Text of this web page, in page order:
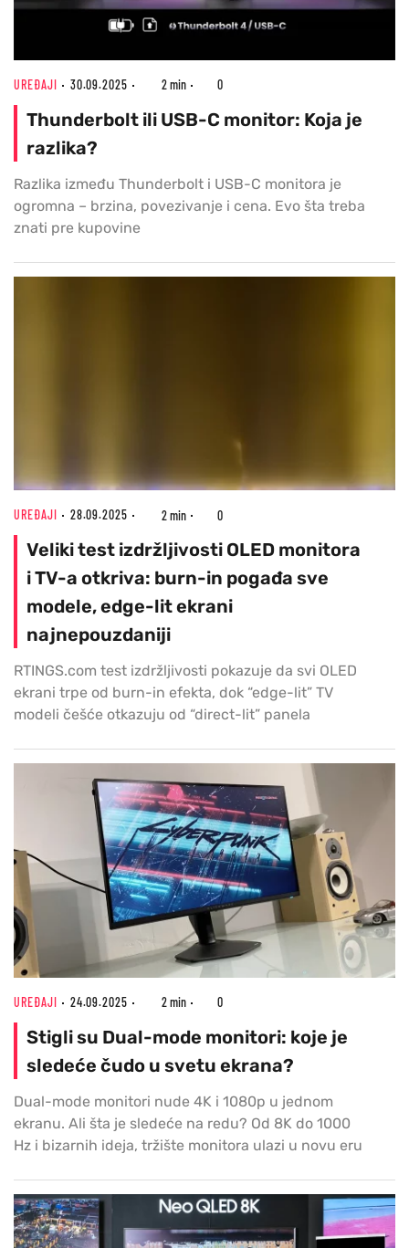
UREĐAJI 30.09.2025 2 min 0
Thunderbolt ili USB-C monitor: Koja je
razlika?
Razlika između Thunderbolt i USB-C monitora je
ogromna – brzina, povezivanje i cena. Evo šta treba
znati pre kupovine
UREĐAJI 28.09.2025 2 min 0
Veliki test izdržljivosti OLED monitora
i TV-a otkriva: burn-in pogađa sve
modele, edge-lit ekrani
najnepouzdaniji
RTINGS.com test izdržljivosti pokazuje da svi OLED
ekrani trpe od burn-in efekta, dok “edge-lit” TV
modeli češće otkazuju od “direct-lit” panela
UREĐAJI 24.09.2025 2 min 0
Stigli su Dual-mode monitori: koje je
sledeće čudo u svetu ekrana?
Dual-mode monitori nude 4K i 1080p u jednom
ekranu. Ali šta je sledeće na redu? Od 8K do 1000
Hz i bizarnih ideja, tržište monitora ulazi u novu eru